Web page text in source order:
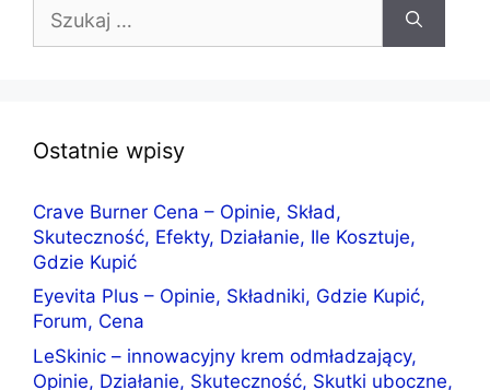
Ostatnie wpisy
Crave Burner Cena – Opinie, Skład,
Skuteczność, Efekty, Działanie, Ile Kosztuje,
Gdzie Kupić
Eyevita Plus – Opinie, Składniki, Gdzie Kupić,
Forum, Cena
LeSkinic – innowacyjny krem odmładzający,
Opinie, Działanie, Skuteczność, Skutki uboczne,